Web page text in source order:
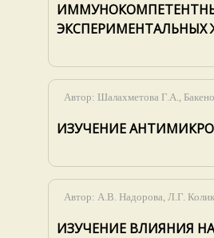
Автор: Шалахметова Г.А.,
ИЗУЧЕНИЕ
Автор: А.В. Надорова, Л.Г. Колик
ИЗУЧЕНИЕ ВЛИЯНИЯ